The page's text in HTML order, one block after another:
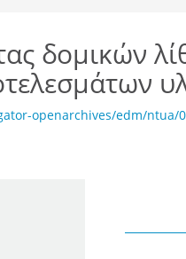
δομικών
openarchives/edm/ntua/